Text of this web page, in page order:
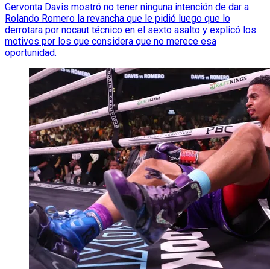
Gervonta Davis mostró no tener ninguna intención de dar a
Rolando Romero la revancha que le pidió luego que lo
derrotara por nocaut técnico en el sexto asalto y explicó los
motivos por los que considera que no merece esa
oportunidad.